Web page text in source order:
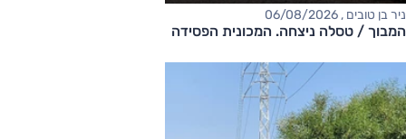
ניר בן טובים , 06/08/2026
המבוך / טסלה ניצחה. המכונית הפסידה